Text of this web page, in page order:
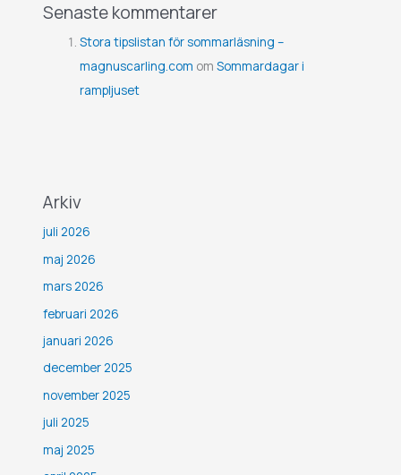
Senaste kommentarer
Stora tipslistan för sommarläsning –
magnuscarling.com omSommardagar i
rampljuset
Arkiv
juli 2026
maj 2026
mars 2026
februari 2026
januari 2026
december 2025
november 2025
juli 2025
maj 2025